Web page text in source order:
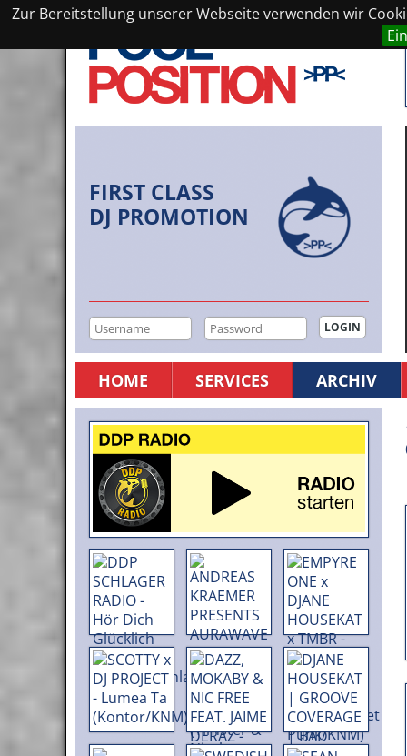
Zur Bereitstellung unserer Webseite verwenden wir
FIRST CLASS
DJ PROMOTION
HOME SERVICES ARCHIV